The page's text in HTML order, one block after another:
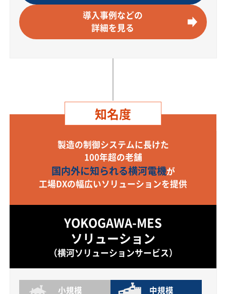
導入事例などの
詳細を見る
知名度
製造の制御システムに長けた
100年超の老舗
国内外に知られる横河電機が
工場DXの幅広いソリューションを提供
YOKOGAWA-MES
ソリューション
（横河ソリューションサービス）
小規模 中規模